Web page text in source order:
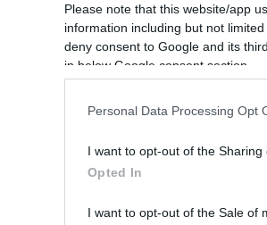
Please note that this website/app
information including but not
deny consent to Google and its
in below Google consent section.
Personal Data Processing Opt
I want to opt-out of the Sharing
Opted In
I want to opt-out of the Sale of
View this